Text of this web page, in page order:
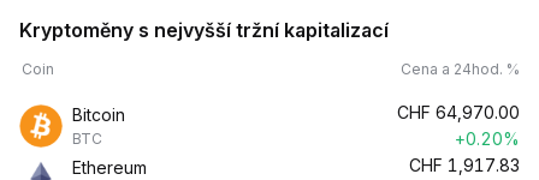
Kryptoměny s nejvyšší tržní kapitalizací
Coin Cena a 24hod. %
Bitcoin
BTC
CHF 64,970.00
+0.20%
Ethereum
CHF 1,917.83